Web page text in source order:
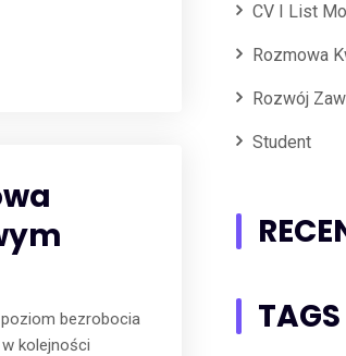
bezrobocia
kolejności
CV I List
Rozmowa
Rozwój
Student
TAGS